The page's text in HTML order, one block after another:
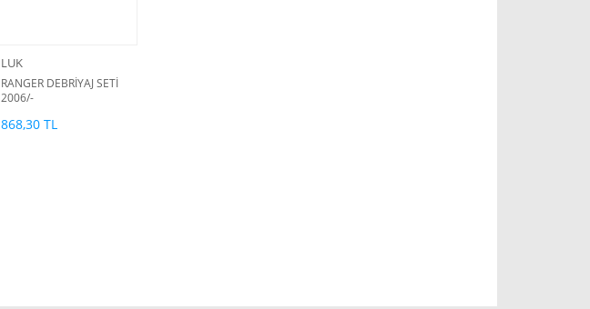
LUK
RANGER DEBRİYAJ SETİ
2006/-
868,30 TL